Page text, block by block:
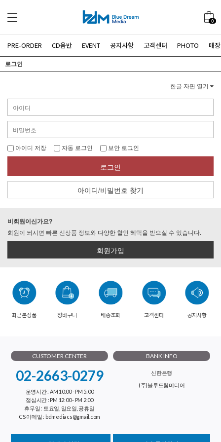
0
PRE-ORDER CD음반 EVENT 공지사항 고객센터 PHOTO 매
로그인
한글 자판 열기
아이디 저장 자동 로그인 보안 로그인
로그인
아이디/비밀번호 찾기
비회원이신가요?
회원이 되시면 빠른 신상품 정보와 다양한 할인 혜택을 받으실 수 있습니다.
회원가입
최근본상품 장바구니 배송조회 고객센터 공지사항
CUSTOMER CENTER
02-2663-0279
운영시간 : AM 10:00 - PM 5:00
점심시간 : PM 12:00 - PM 2:00
휴무일 : 토요일, 일요일, 공휴일
CS 이메일 : bdmediacs@gmail.com
BANK INFO
신한은행
(주)블루드림미디어